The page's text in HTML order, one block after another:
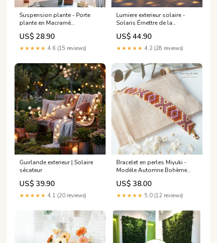
Suspension plante - Porte
plante en Macramé
Couleur:Style Scandinave
US$ 28.90
★★★★★ 4.6 (15 reviews)
Lumiere exterieur solaire -
Solaris Émettre de la
couleur:Lampes Noir -
Éclairage froide
US$ 44.90
★★★★★ 4.2 (28 reviews)
Guirlande exterieur | Solaire
sécateur
US$ 39.90
★★★★★ 4.1 (20 reviews)
Bracelet en perles Miyuki -
Modèle Automne Bohème
bead tray
US$ 38.00
★★★★★ 5.0 (12 reviews)